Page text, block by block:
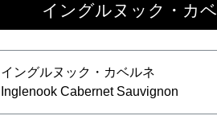
イングルヌック・カ
イングルヌック・カベルネ
Inglenook Cabernet Sauvignon